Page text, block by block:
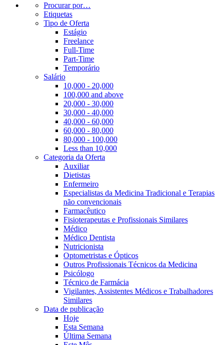
Procurar por…
Etiquetas
Tipo de Oferta
Estágio
Freelance
Full-Time
Part-Time
Temporário
Salário
10,000 - 20,000
100,000 and above
20,000 - 30,000
30,000 - 40,000
40,000 - 60,000
60,000 - 80,000
80,000 - 100,000
Less than 10,000
Categoria da Oferta
Auxiliar
Dietistas
Enfermeiro
Especialistas da Medicina Tradicional e Terapias
não convencionais
Farmacêutico
Fisioterapeutas e Profissionais Similares
Médico
Médico Dentista
Nutricionista
Optometristas e Ópticos
Outros Profissionais Técnicos da Medicina
Psicólogo
Técnico de Farmácia
Vigilantes, Assistentes Médicos e Trabalhadores
Similares
Data de publicação
Hoje
Esta Semana
Última Semana